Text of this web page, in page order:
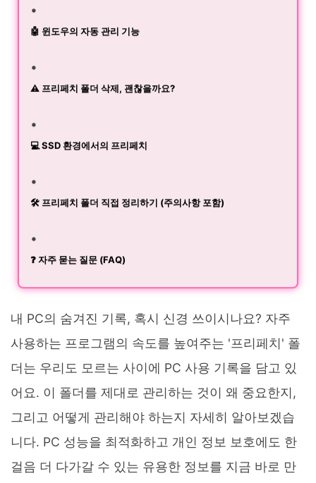
🤖 윈도우의 자동 관리 기능
⚠️ 프리페치 폴더 삭제, 괜찮을까요?
💻 SSD 환경에서의 프리페치
🛠️ 프리페치 폴더 직접 정리하기 (주의사항 포함)
❓ 자주 묻는 질문 (FAQ)
내 PC의 숨겨진 기록, 혹시 신경 쓰이시나요? 자주
사용하는 프로그램의 속도를 높여주는 '프리페치' 폴
더는 우리도 모르는 사이에 PC 사용 기록을 담고 있
어요. 이 폴더를 제대로 관리하는 것이 왜 중요한지,
그리고 어떻게 관리해야 하는지 자세히 알아보겠습
니다. PC 성능을 최적화하고 개인 정보 보호에도 한
걸음 더 다가갈 수 있는 유용한 정보를 지금 바로 만